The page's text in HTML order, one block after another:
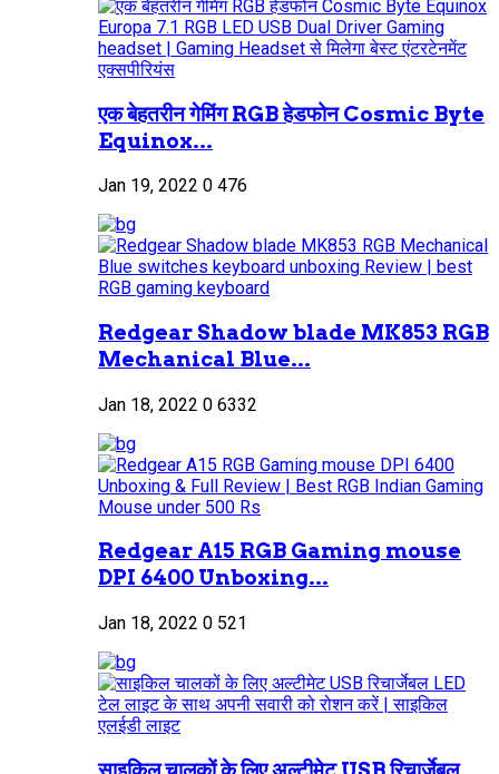
एक बेहतरीन गेमिंग RGB हेडफोन Cosmic Byte
Equinox...
Jan 19, 2022 0 476
Redgear Shadow blade MK853 RGB
Mechanical Blue...
Jan 18, 2022 0 6332
Redgear A15 RGB Gaming mouse
DPI 6400 Unboxing...
Jan 18, 2022 0 521